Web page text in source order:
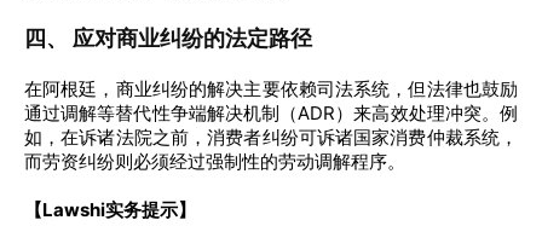
四、 应对商业纠纷的法定路径
在阿根廷，商业纠纷的解决主要依赖司法系统，但法律也鼓励
通过调解等替代性争端解决机制（ADR）来高效处理冲突。例
如，在诉诸法院之前，消费者纠纷可诉诸国家消费仲裁系统，
而劳资纠纷则必须经过强制性的劳动调解程序。
【Lawshi实务提示】